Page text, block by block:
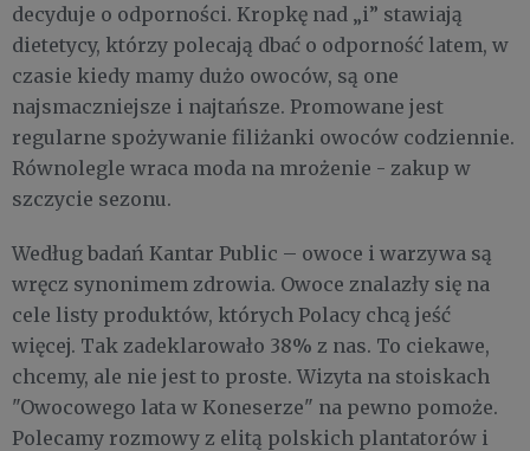
decyduje o odporności. Kropkę nad „i” stawiają
dietetycy, którzy polecają dbać o odporność latem, w
czasie kiedy mamy dużo owoców, są one
najsmaczniejsze i najtańsze. Promowane jest
regularne spożywanie filiżanki owoców codziennie.
Równolegle wraca moda na mrożenie - zakup w
szczycie sezonu.
Według badań Kantar Public – owoce i warzywa są
wręcz synonimem zdrowia. Owoce znalazły się na
cele listy produktów, których Polacy chcą jeść
więcej. Tak zadeklarowało 38% z nas. To ciekawe,
chcemy, ale nie jest to proste. Wizyta na stoiskach
"Owocowego lata w Koneserze" na pewno pomoże.
Polecamy rozmowy z elitą polskich plantatorów i